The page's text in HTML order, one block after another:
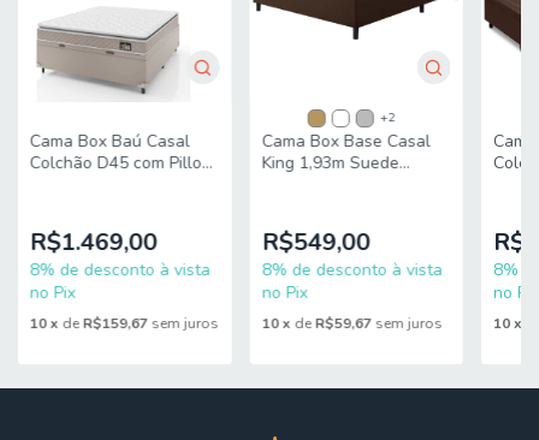
MODELO: Cama Box Baú Casal Colchão Gazin Com Molas
Ensacadas Tower New 138x188x76cm
MARCA DO COLCHÃO: Gazin
REVESTIMENTO SUPERIOR E LATERAL: Tecido de malha
REVESTIMENTO INTERNO:
Estrutura de molas ensacadas
individualmente, que suportam até 120kg por pessoa,
garantindo conforto
com Pillow Top e trazendo ainda mais
estabilidade ao dormir
padrões ABNT, de alta qualidade, que proporciona
Cama Box Baú Casal
Colchão D45 com Pillow
até 150kg
R$1.469,00
8% de desconto à vista
no Pix
10x deR$159,67sem juros
+2
Cama Box Base Casal
King 1,93m Suede
R$549,00
8% de desconto à vista
no Pix
10 x deR$59,67 sem juros
8%
no Pix
10x